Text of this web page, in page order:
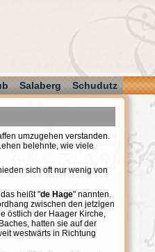
Salaberg Schudutz
umzugehen verstanden.
belehnte, wie viele
sich oft nur wenig von
heißt "de Hage" nannten.
zwischen den jetzigen
östlich der Haager Kirche,
hatten sie auf der
westwärts in Richtung